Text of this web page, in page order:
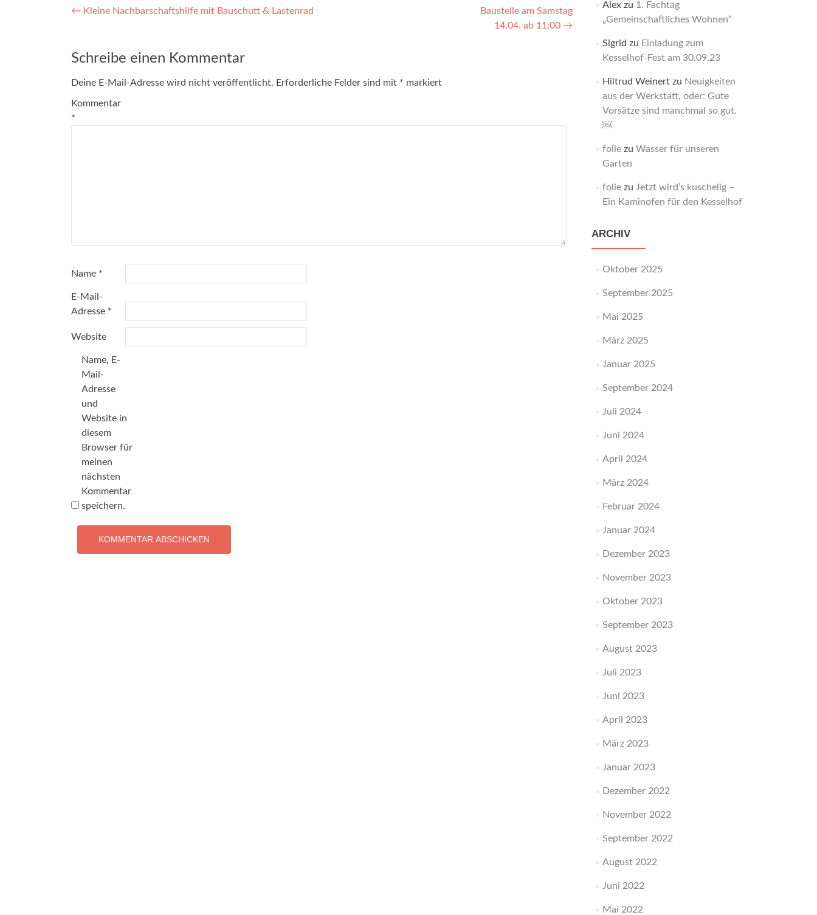
Beitragsnavigation
← Kleine Nachbarschaftshilfe mit Bauschutt & Lastenrad
Baustelle am Samstag
14.04. ab 11:00 →
Schreibe einen Kommentar
Deine E-Mail-Adresse wird nicht veröffentlicht. Erforderliche Felder sind mit * markiert
Kommentar
*
Name *
E-Mail-
Adresse *
Website
Name, E-
Mail-
Adresse
und
Website in
diesem
Browser für
meinen
nächsten
Kommentar
speichern.
Alexzu 1. Fachtag
„Gemeinschaftliches Wohnen“
Sigrid zu Einladung zum
Kesselhof-Fest am 30.09.23
Hiltrud Weinertzu Neuigkeiten
aus der Werkstatt, oder: Gute
Vorsätze sind manchmal so gut.
￼
foliezu Wasser für unseren
Garten
foliezu Jetzt wird’s kuschelig –
Ein Kaminofen für den Kesselhof
ARCHIV
Oktober 2025
September 2025
Mai 2025
März 2025
Januar 2025
September 2024
Juli 2024
Juni 2024
April 2024
März 2024
Februar 2024
Januar 2024
Dezember 2023
November 2023
Oktober 2023
September 2023
August 2023
Juli 2023
Juni 2023
April 2023
März 2023
Januar 2023
Dezember 2022
November 2022
September 2022
August 2022
Juni 2022
Mai 2022